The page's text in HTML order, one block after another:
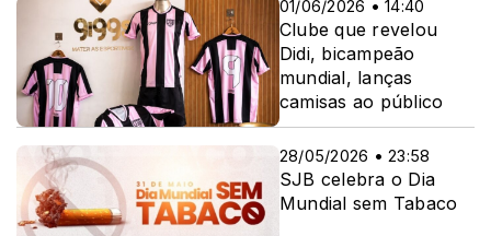
01/06/2026 • 14:40
Clube que revelou
Didi, bicampeão
mundial, lanças
camisas ao público
28/05/2026 • 23:58
SJB celebra o Dia
Mundial sem Tabaco